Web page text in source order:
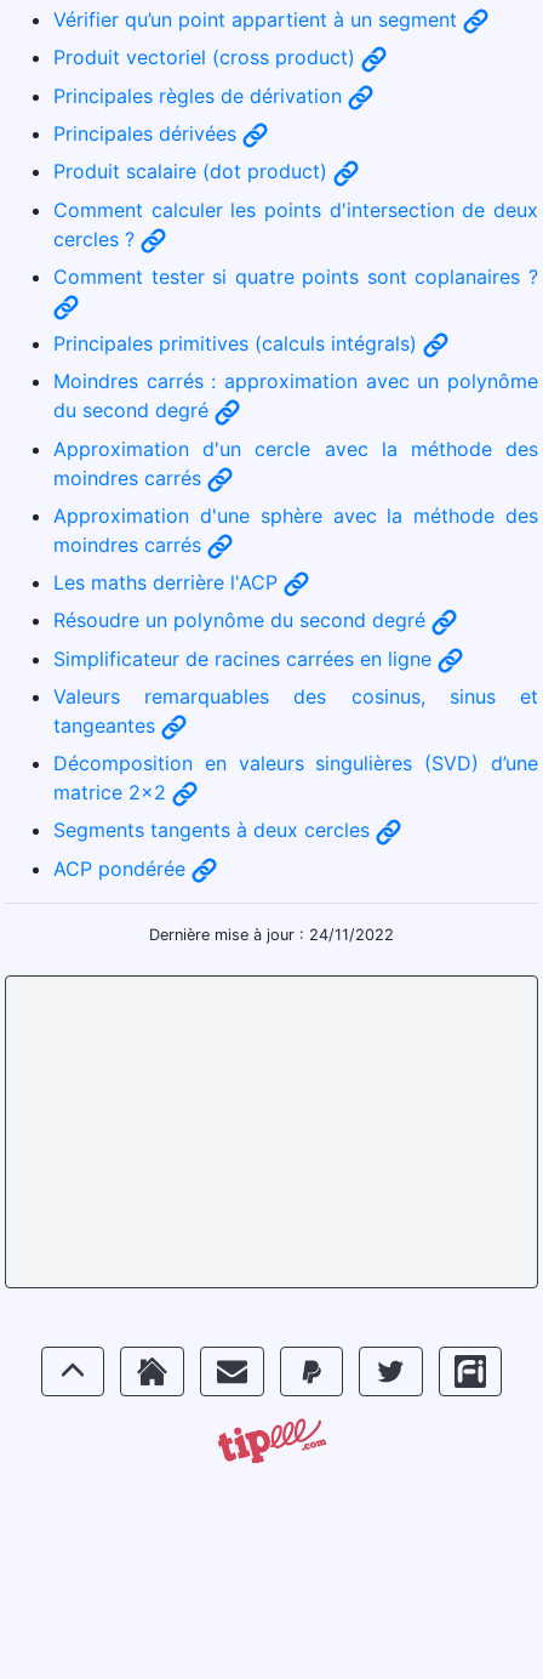
Vérifier qu’un point appartient à un segment
Produit vectoriel (cross product)
Principales règles de dérivation
Principales dérivées
Produit scalaire (dot product)
Comment calculer les points d'intersection de deux
cercles ?
Comment tester si quatre points sont coplanaires ?
Principales primitives (calculs intégrals)
Moindres carrés : approximation avec un polynôme
du second degré
Approximation d'un cercle avec la méthode des
moindres carrés
Approximation d'une sphère avec la méthode des
moindres carrés
Les maths derrière l'ACP
Résoudre un polynôme du second degré
Simplificateur de racines carrées en ligne
Valeurs remarquables des cosinus, sinus et
tangeantes
Décomposition en valeurs singulières (SVD) d’une
matrice 2×2
Segments tangents à deux cercles
ACP pondérée
Dernière mise à jour : 24/11/2022